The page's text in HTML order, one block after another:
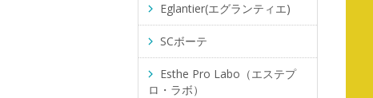
Eglantier(エグランティエ)
SCボーテ
Esthe Pro Labo（エステプ
ロ・ラボ）